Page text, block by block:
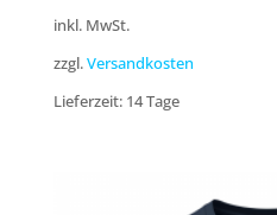
inkl. MwSt.
zzgl.Versandkosten
Lieferzeit: 14 Tage